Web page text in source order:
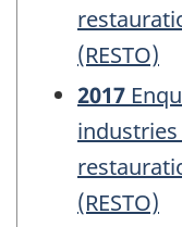
(RESTO)
2017
industries
(RESTO)